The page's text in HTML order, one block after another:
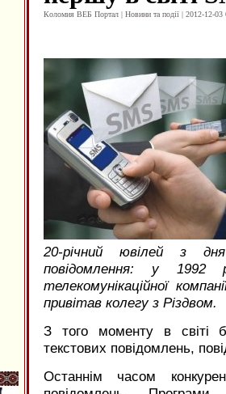
Коломия ВЕБ Портал | Новини та події | 2012-12-03
20-річний ювілей з
повідомлення: у 1992
телекомунікаційної
привітав колегу з Різдвом.
З того моменту в світі
текстових повідомлень,
Останнім часом